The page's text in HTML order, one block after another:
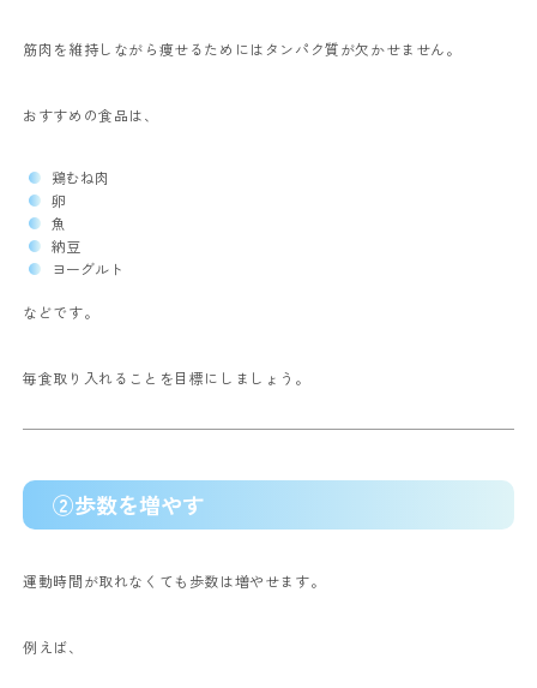
筋肉を維持しながら痩せるためにはタンパク質が欠かせません。
おすすめの食品は、
鶏むね肉
卵
魚
納豆
ヨーグルト
などです。
毎食取り入れることを目標にしましょう。
②歩数を増やす
運動時間が取れなくても歩数は増やせます。
例えば、